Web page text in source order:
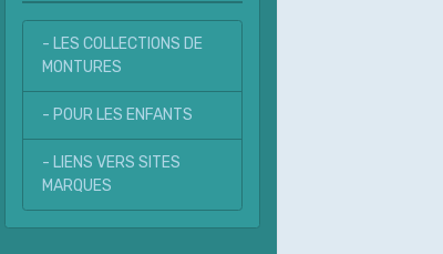
- LES COLLECTIONS DE
MONTURES
- POUR LES ENFANTS
- LIENS VERS SITES
MARQUES